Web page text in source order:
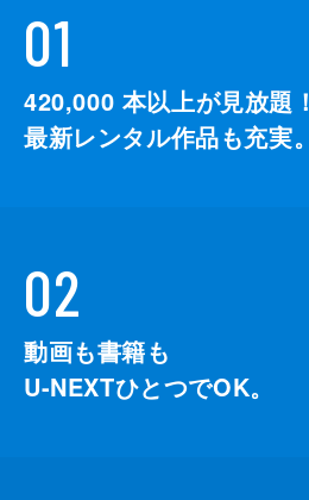
01
420,000 本以上が見放題！
最新レンタル作品も充実。
02
動画も書籍も
U-NEXTひとつでOK。